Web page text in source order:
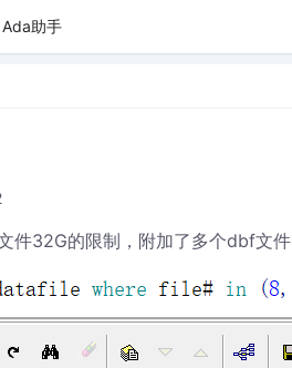
Ada助手
件32G的限制，附加了多个dbf文件